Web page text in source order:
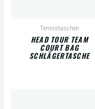
Tennistaschen
HEAD TOUR TEAM
COURT BAG
SCHLÄGERTASCHE